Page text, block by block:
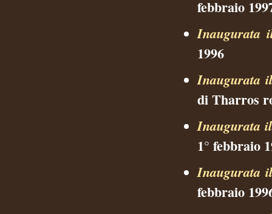
febbraio
Inaugurata
1996
Inaugurata
di Tharros
Inaugurata
1° febbraio
Inaugurata
febbraio